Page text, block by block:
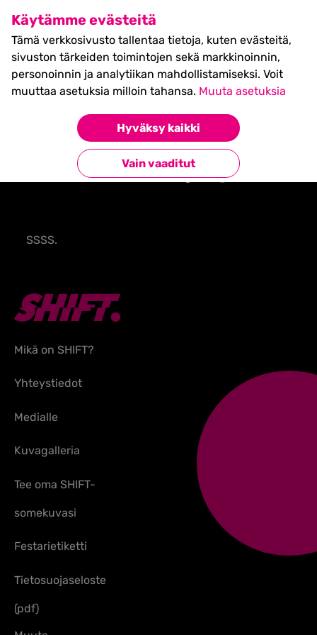
Käytämme evästeitä
Tämä verkkosivusto tallentaa tietoja, kuten evästeitä,
sivuston tärkeiden toimintojen sekä markkinoinnin,
personoinnin ja analytiikan mahdollistamiseksi. Voit
muuttaa asetuksia milloin tahansa. Muuta asetuksia
Hyväksy kaikki
Vain vaaditut
SHIFT Business Festival
27.5.2027, Turku - liput
myynnissä nyt! >>
Test page, Quru
Test page, Quru
SSSS.
Mikä on SHIFT?
Yhteystiedot
Medialle
Kuvagalleria
Tee oma SHIFT-
somekuvasi
Festarietiketti
Tietosuojaseloste
(pdf)